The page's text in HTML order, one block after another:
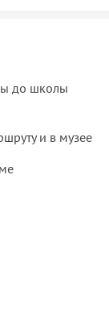
до школы
и в музее